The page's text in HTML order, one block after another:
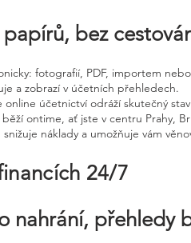
bez
fotografií, PDF, importem
a zobrazí v účetních přehledech.
účetnictví odráží skutečný
ontime, ať jste v centru Prahy,
náklady a umožňuje vám
24/7
nahrání, přehledy